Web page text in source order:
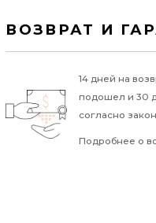
ВОЗВРАТ И
14 дней на
подошел и 30
согласно
Подробнее о